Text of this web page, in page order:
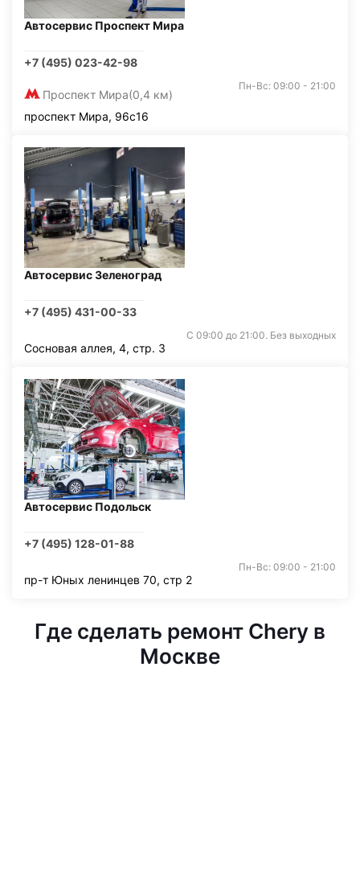
Автосервис Проспект Мира
+7 (495) 023-42-98
Проспект Мира(0,4 км)
Пн-Вс: 09:00 - 21:00
проспект Мира, 96с16
Автосервис Зеленоград
+7 (495) 431-00-33
С 09:00 до 21:00. Без выходных
Сосновая аллея, 4, стр. 3
Автосервис Подольск
+7 (495) 128-01-88
Пн-Вс: 09:00 - 21:00
пр-т Юных ленинцев 70, стр 2
Где сделать ремонт Chery в
Москве